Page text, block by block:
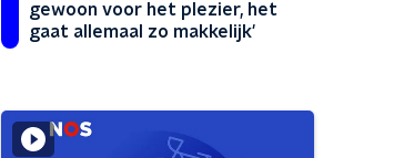
gewoon voor het plezier, het
gaat allemaal zo makkelijk'